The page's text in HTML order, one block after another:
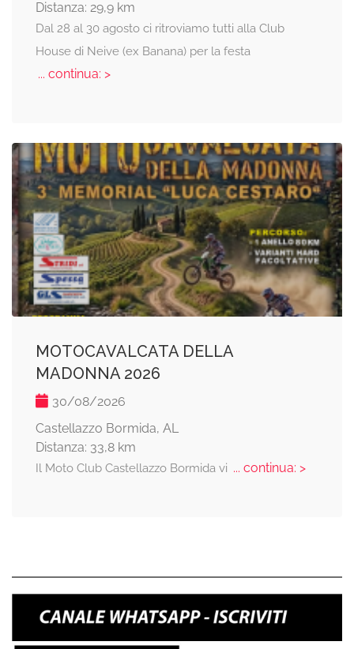
Distanza: 29,9 km
Dal 28 al 30 agosto ci ritroviamo tutti alla Club
House di Neive (ex Banana) per la festa
... continua: >
MOTOCAVALCATA DELLA
MADONNA 2026
30/08/2026
Castellazzo Bormida, AL
Distanza: 33,8 km
Il Moto Club Castellazzo Bormida vi ... continua: >